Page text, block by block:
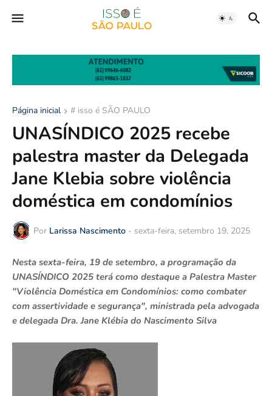
Página inicial # isso é SÃO PAULO
UNASÍNDICO 2025 recebe
palestra master da Delegada
Jane Klebia sobre violência
doméstica em condomínios
Por Larissa Nascimento - sexta-feira, setembro 19, 2025
Nesta sexta-feira, 19 de setembro, a programação da
UNASÍNDICO 2025 terá como destaque a Palestra Master
"Violência Doméstica em Condomínios: como combater
com assertividade e segurança", ministrada pela advogada
e delegada Dra. Jane Klébia do Nascimento Silva